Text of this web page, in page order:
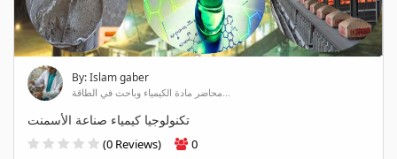
By: Islam gaber
محاضر مادة الكيمياء وباحث في الطاقة...
تكنولوجيا كيمياء صناعة الأسمنت
(0 Reviews) 0